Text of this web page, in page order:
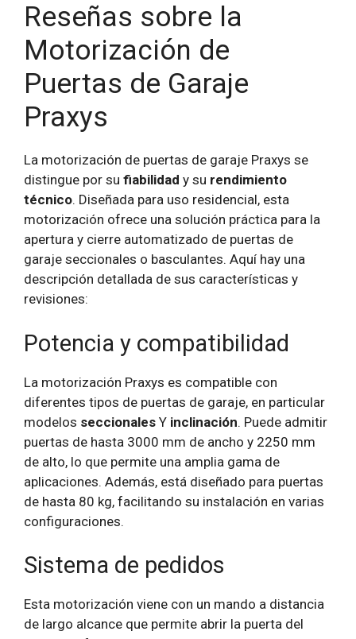
Reseñas sobre la
Motorización de
Puertas de Garaje
Praxys
La motorización de puertas de garaje Praxys se
distingue por su fiabilidad y su rendimiento
técnico. Diseñada para uso residencial, esta
motorización ofrece una solución práctica para la
apertura y cierre automatizado de puertas de
garaje seccionales o basculantes. Aquí hay una
descripción detallada de sus características y
revisiones:
Potencia y compatibilidad
La motorización Praxys es compatible con
diferentes tipos de puertas de garaje, en particular
modelos seccionales Y inclinación. Puede admitir
puertas de hasta 3000 mm de ancho y 2250 mm
de alto, lo que permite una amplia gama de
aplicaciones. Además, está diseñado para puertas
de hasta 80 kg, facilitando su instalación en varias
configuraciones.
Sistema de pedidos
Esta motorización viene con un mando a distancia
de largo alcance que permite abrir la puerta del